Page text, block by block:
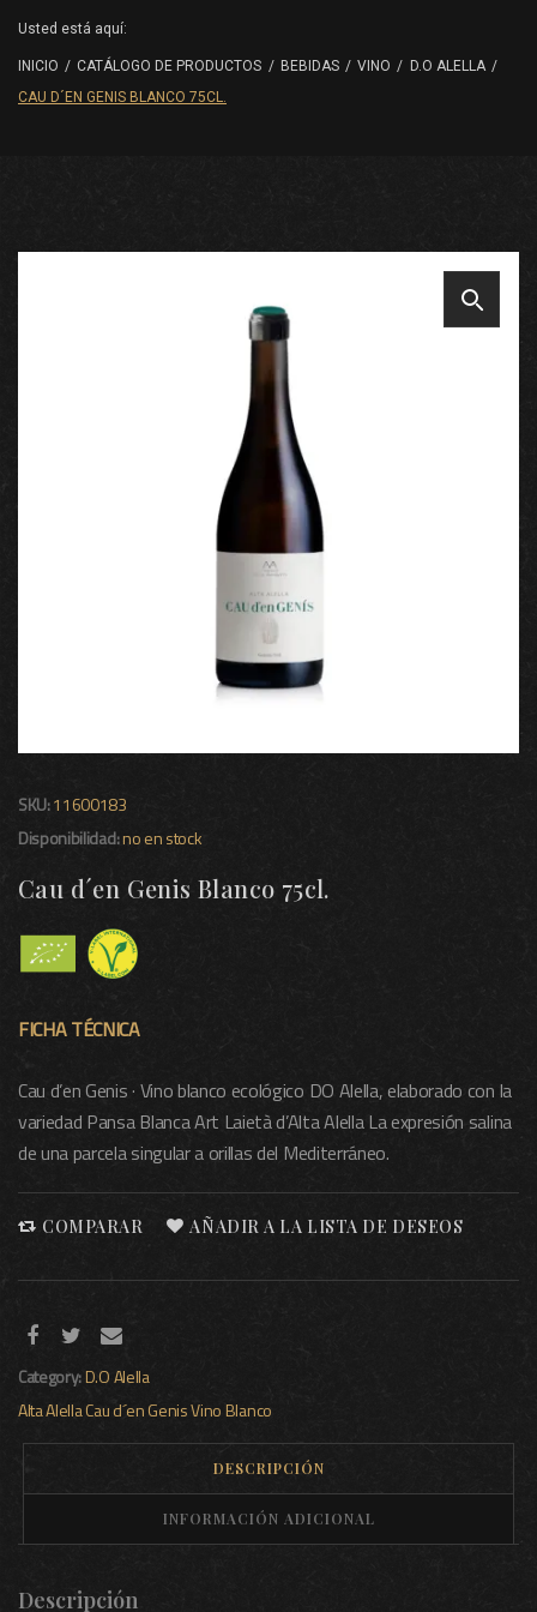
Usted está aquí:
INICIO / CATÁLOGO DE PRODUCTOS / BEBIDAS / VINO / D.O ALELLA /
CAU D´EN GENIS BLANCO 75CL.
SKU:11600183
Disponibilidad:no en stock
Cau d´en Genis Blanco 75cl.
FICHA TÉCNICA
Cau d’en Genis · Vino blanco ecológico DO Alella, elaborado con la
variedad Pansa Blanca Art Laietà d’Alta Alella La expresión salina
de una parcela singular a orillas del Mediterráneo.
COMPARAR AÑADIR A LA LISTA DE DESEOS
Category:D.O Alella
Alta AlellaCau d´en GenisVino Blanco
DESCRIPCIÓN
INFORMACIÓN ADICIONAL
Descripción